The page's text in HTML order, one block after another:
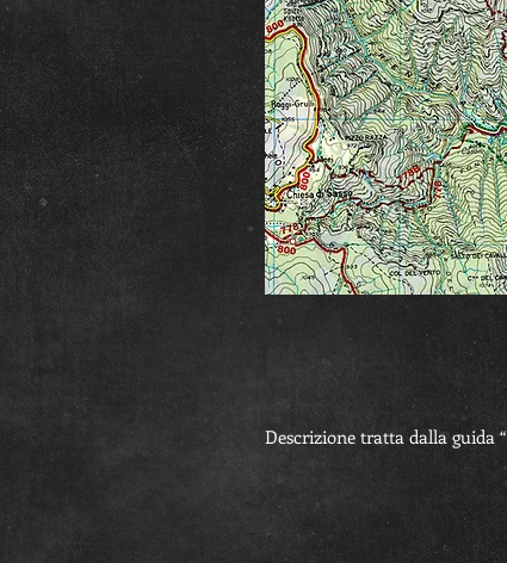
Descrizione tratta dalla guida